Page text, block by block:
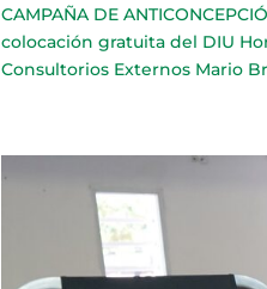
CAMPAÑA DE
colocación gratuita del DIU
Consultorios Externos Mario